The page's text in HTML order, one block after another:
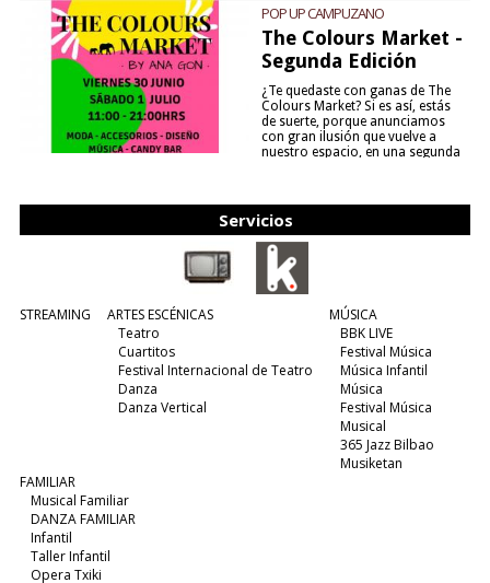
POP UP CAMPUZANO
The Colours Market -
Segunda Edición
¿Te quedaste con ganas de The
Colours Market? Si es así, estás
de suerte, porque anunciamos
con gran ilusión que vuelve a
nuestro espacio, en una segunda
Servicios
STREAMING
ARTES ESCÉNICAS
Teatro
Cuartitos
Festival Internacional de Teatro
Danza
Danza Vertical
MÚSICA
BBK LIVE
Festival Música
Música Infantil
Música
Festival Música
Musical
365 Jazz Bilbao
Musiketan
FAMILIAR
Musical Familiar
DANZA FAMILIAR
Infantil
Taller Infantil
Opera Txiki